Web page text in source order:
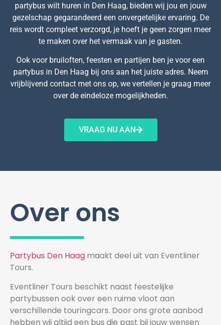
partybus wilt huren in Den Haag, bieden wij jou en jouw
gezelschap gegarandeerd een onvergetelijke ervaring. De
reis wordt compleet verzorgd, je hoeft je geen zorgen meer
te maken over het vermaak van je gasten.
Ook voor bruiloften, feesten en partijen ben je voor een
partybus in Den Haag bij ons aan het juiste adres. Neem
vrijblijvend contact met ons op, we vertellen je graag meer
over de eindeloze mogelijkheden.
VRAAG NU AAN
Over ons
Partybus Den Haag maakt deel uit van Eventliner
Tours.
Eventliner Tours beschikt naast feestelijke
partybussen ook over een ruime vloot aan
verschillende touringcars. Door ons grote aanbod
hebben wij altijd een bus die past bij jouw wensen